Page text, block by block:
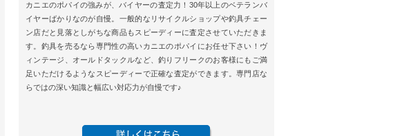
カニエのポパイの強みが、バイヤーの査定力！30年以上のベテランバ
イヤーばかりなのが自慢。一般的なリサイクルショップや釣具チェー
ン店だと見落としがちな商品もスピーディーに査定させていただきま
す。釣具を売るなら専門性の高いカニエのポパイにお任せ下さい！ヴ
ィンテージ、オールドタックルなど、釣りフリークのお客様にもご満
足いただけるようなスピーディーで正確な査定ができます。専門店な
らではの深い知識と幅広い対応力が自慢です♪